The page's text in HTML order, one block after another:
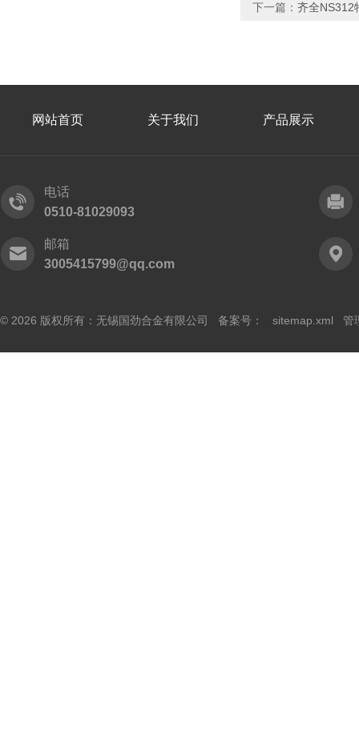
下一篇： 齐全NS312
网站首页 关于我们 产品展示
电话
0510-81029093
邮箱
3005415799@qq.com
© 2026 版权所有：无锡国劲合金有限公司 备案号： sitemap.xml 管